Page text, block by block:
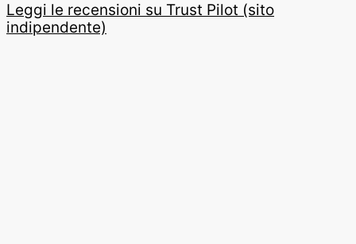
Leggi le recensioni su Trust Pilot (sito
indipendente)